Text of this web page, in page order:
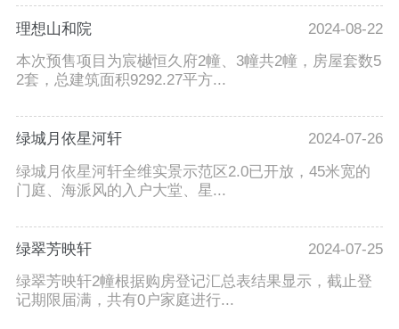
理想山和院
2024-08-22
本次预售项目为宸樾恒久府2幢、3幢共2幢，房屋套数5
2套，总建筑面积9292.27平方...
绿城月依星河轩
2024-07-26
绿城月依星河轩全维实景示范区2.0已开放，45米宽的
门庭、海派风的入户大堂、星...
绿翠芳映轩
2024-07-25
绿翠芳映轩2幢根据购房登记汇总表结果显示，截止登
记期限届满，共有0户家庭进行...